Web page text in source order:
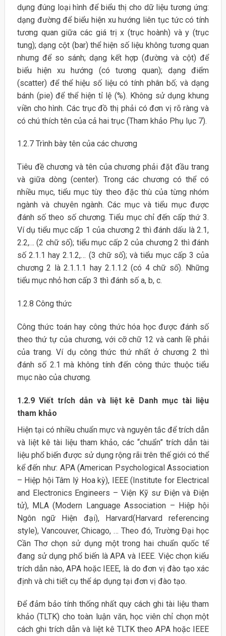
dụng đúng loại hình để biểu thị cho dữ liệu tương ứng:
dạng đường để biểu hiện xu hướng liên tục tức có tính
tương quan giữa các giá trị x (trục hoành) và y (trục
tung); dạng cột (bar) thể hiện số liệu không tương quan
nhưng để so sánh; dạng kết hợp (đường và cột) để
biểu hiện xu hướng (có tương quan); dạng điểm
(scatter) để thể hiệu số liệu có tính phân bố; và dạng
bánh (pie) để thể hiện tỉ lệ (%). Không sử dụng khung
viền cho hình. Các trục đồ thị phải có đơn vị rõ ràng và
có chú thích tên của cả hai trục (Tham khảo Phụ lục 7).
1.2.7 Trình bày tên của các chương
Tiêu đề chương và tên của chương phải đặt đầu trang
và giữa dòng (center). Trong các chương có thể có
nhiều mục, tiểu mục tùy theo đặc thù của từng nhóm
ngành và chuyên ngành. Các mục và tiểu mục được
đánh số theo số chương. Tiểu mục chỉ đến cấp thứ 3.
Ví dụ tiểu mục cấp 1 của chương 2 thì đánh dấu là 2.1,
2.2,… (2 chữ số); tiểu mục cấp 2 của chương 2 thì đánh
số 2.1.1 hay 2.1.2,… (3 chữ số); và tiểu mục cấp 3 của
chương 2 là 2.1.1.1 hay 2.1.1.2 (có 4 chữ số). Những
tiểu mục nhỏ hơn cấp 3 thì đánh số a, b, c.
1.2.8 Công thức
Công thức toán hay công thức hóa học được đánh số
theo thứ tự của chương, với cỡ chữ 12 và canh lề phải
của trang. Ví dụ công thức thứ nhất ở chương 2 thì
đánh số 2.1 mà không tính đến công thức thuộc tiểu
mục nào của chương.
1.2.9 Viết trích dẫn và liệt kê Danh mục tài liệu
tham khảo
Hiện tại có nhiều chuẩn mực và nguyên tắc để trích dẫn
và liệt kê tài liệu tham khảo, các “chuẩn” trích dẫn tài
liệu phổ biến được sử dụng rộng rãi trên thế giới có thể
kể đến như: APA (American Psychological Association
– Hiệp hội Tâm lý Hoa kỳ), IEEE (Institute for Electrical
and Electronics Engineers – Viện Kỹ sư Điện và Điện
tử), MLA (Modern Language Association – Hiệp hội
Ngôn ngữ Hiện đại), Harvard(Harvard referencing
style), Vancouver, Chicago, … Theo đó, Trường Đại học
Cần Thơ chọn sử dụng một trong hai chuẩn quốc tế
đang sử dụng phổ biến là APA và IEEE. Việc chọn kiểu
trích dẫn nào, APA hoặc IEEE, là do đơn vị đào tạo xác
định và chi tiết cụ thể áp dụng tại đơn vị đào tạo.
Để đảm bảo tính thống nhất quy cách ghi tài liệu tham
khảo (TLTK) cho toàn luận văn, học viên chỉ chọn một
cách ghi trích dẫn và liệt kê TLTK theo APA hoặc IEEE